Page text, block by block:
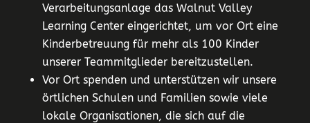
Verarbeitungsanlage das Walnut Valley
Learning Center eingerichtet, um vor Ort eine
Kinderbetreuung für mehr als 100 Kinder
unserer Teammitglieder bereitzustellen.
Vor Ort spenden und unterstützen wir unsere
örtlichen Schulen und Familien sowie viele
lokale Organisationen, die sich auf die